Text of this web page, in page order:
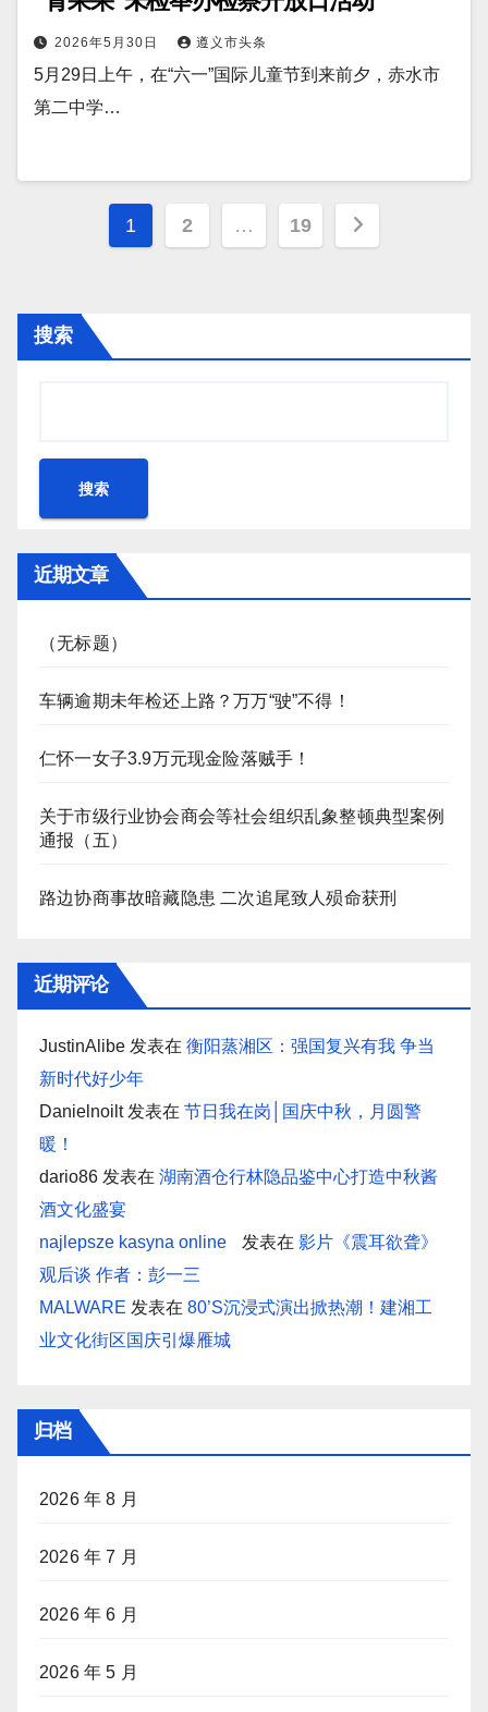
2026年5月30日 遵义市头条
5月29日上午，在“六一”国际儿童节到来前夕，赤水市
第二中学…
文
页
1 2 … 19
搜索
搜索
近期文章
（无标题）
车辆逾期未年检还上路？万万“驶”不得！
仁怀一女子3.9万元现金险落贼手！
关于市级行业协会商会等社会组织乱象整顿典型案例
通报（五）
路边协商事故暗藏隐患 二次追尾致人殒命获刑
近期评论
JustinAlibe 发表在 衡阳蒸湘区：强国复兴有我 争当
新时代好少年
Danielnoilt发表在 节日我在岗│国庆中秋，月圆警
暖！
dario86 发表在 湖南酒仓行林隐品鉴中心打造中秋酱
酒文化盛宴
najlepsze kasyna online
发表在 影片《震耳欲聋》
观后谈 作者：彭一三
MALWARE 发表在 80’S沉浸式演出掀热潮！建湘工
业文化街区国庆引爆雁城
归档
2026 年 8 月
2026 年 7 月
2026 年 6 月
2026 年 5 月